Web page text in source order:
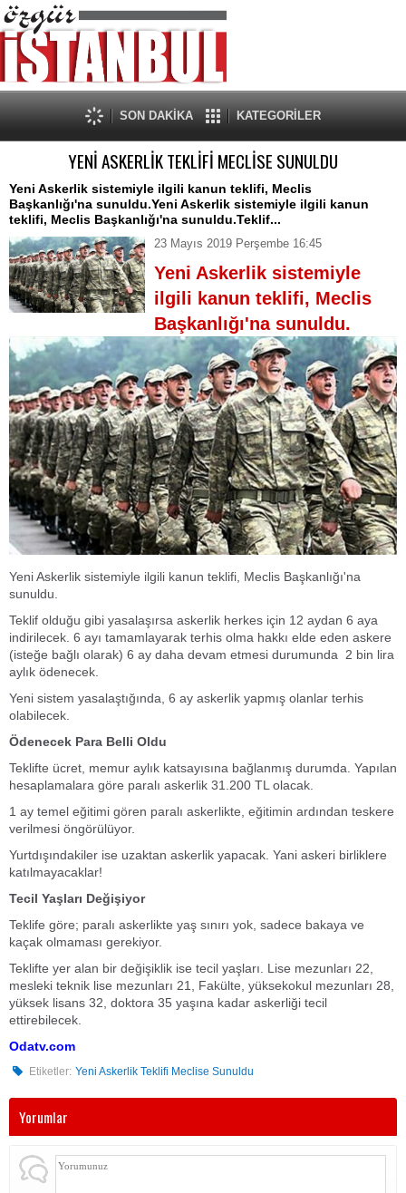
SON DAKİKA KATEGORİLER
YENİ ASKERLİK TEKLİFİ MECLİSE SUNULDU
Yeni Askerlik sistemiyle ilgili kanun teklifi, Meclis
Başkanlığı'na sunuldu.Yeni Askerlik sistemiyle ilgili kanun
teklifi, Meclis Başkanlığı'na sunuldu.Teklif...
23 Mayıs 2019 Perşembe 16:45
Yeni Askerlik sistemiyle
ilgili kanun teklifi, Meclis
Başkanlığı'na sunuldu.
Yeni Askerlik sistemiyle ilgili kanun teklifi, Meclis Başkanlığı'na
sunuldu.
Teklif olduğu gibi yasalaşırsa askerlik herkes için 12 aydan 6 aya
indirilecek. 6 ayı tamamlayarak terhis olma hakkı elde eden askere
(isteğe bağlı olarak) 6 ay daha devam etmesi durumunda 2 bin lira
aylık ödenecek.
Yeni sistem yasalaştığında, 6 ay askerlik yapmış olanlar terhis
olabilecek.
Ödenecek Para Belli Oldu
Teklifte ücret, memur aylık katsayısına bağlanmış durumda. Yapılan
hesaplamalara göre paralı askerlik 31.200 TL olacak.
1 ay temel eğitimi gören paralı askerlikte, eğitimin ardından teskere
verilmesi öngörülüyor.
Yurtdışındakiler ise uzaktan askerlik yapacak. Yani askeri birliklere
katılmayacaklar!
Tecil Yaşları Değişiyor
Teklife göre; paralı askerlikte yaş sınırı yok, sadece bakaya ve
kaçak olmaması gerekiyor.
Teklifte yer alan bir değişiklik ise tecil yaşları. Lise mezunları 22,
mesleki teknik lise mezunları 21, Fakülte, yüksekokul mezunları 28,
yüksek lisans 32, doktora 35 yaşına kadar askerliği tecil
ettirebilecek.
Odatv.com
Etiketler: Yeni Askerlik Teklifi Meclise Sunuldu
Yorumlar